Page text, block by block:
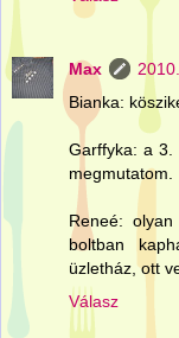
Max
Bianka:
Garffyka: a 3.
megmutatom.
Reneé:
boltban
üzletház, ott
Válasz